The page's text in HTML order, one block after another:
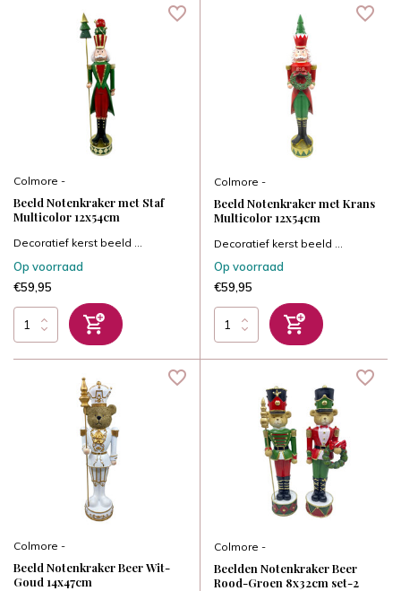
Colmore -
Beeld Notenkraker met Staf
Multicolor 12x54cm
Decoratief kerst beeld ...
Op voorraad
€59,95
Colmore -
Beeld Notenkraker met Krans
Multicolor 12x54cm
Decoratief kerst beeld ...
Op voorraad
€59,95
Colmore -
Beeld Notenkraker Beer Wit-
Goud 14x47cm
Colmore -
Beelden Notenkraker Beer
Rood-Groen 8x32cm set-2